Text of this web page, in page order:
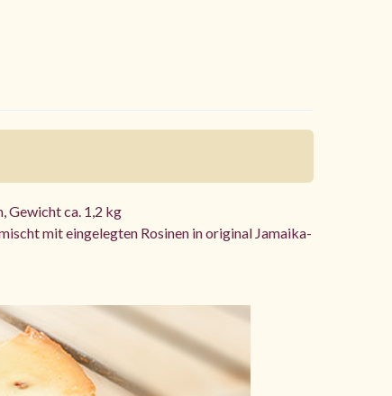
Gewicht ca. 1,2 kg
mit eingelegten Rosinen in original Jamaika-